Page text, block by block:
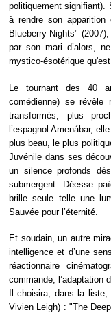
politiquement signifiant).
à rendre son
Blueberry Nights"
par son mari d’alors,
mystico-ésotérique
Le tournant des 40
comédienne) se
transformés, plus
l’espagnol Amenábar,
plus beau, le plus
Juvénile dans ses
un silence profonds
submergent. Déesse
brille seule telle une
Sauvée pour l’éternité.
Et soudain, un autre
intelligence et d’une
réactionnaire
commande, l’adaptation
Il choisira, dans la
Vivien Leigh) : "The